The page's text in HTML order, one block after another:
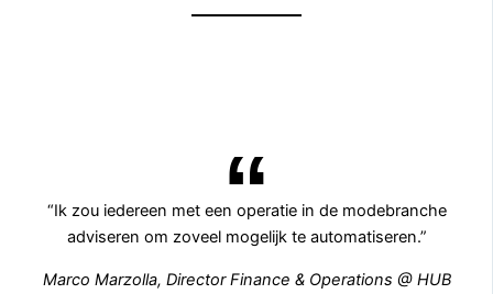
“Ik zou iedereen met een operatie in de modebranche
adviseren om zoveel mogelijk te automatiseren.”
Marco Marzolla, Director Finance & Operations @ HUB